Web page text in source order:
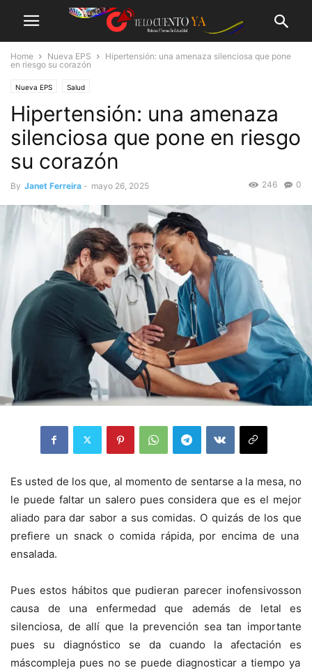
Home Nueva EPS
Hipertensión: una amenaza silenciosa que pone
en riesgo su corazón
Nueva EPS Salud
Hipertensión: una amenaza
silenciosa que pone en riesgo
su corazón
By Janet Ferreira - mayo 26, 2025 0
246
Es usted de losque, al momento de sentarse a la mesa, no
le puede faltar un salero pues considera que esel mejor
aliado para dar sabor a sus comidas. O quizás de los que
prefiere un snacko comida rápida, por encima de una
ensalada.
Pues estos hábitos que pudieran parecer inofensivosson
causa de una enfermedad que además de letal es
silenciosa, de allí que la prevención sea tan importante
pues su diagnóstico se da cuando la afectación
es
máscompleja pues no se puede diagnosticar a tiempo ya